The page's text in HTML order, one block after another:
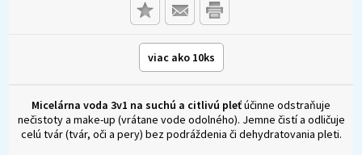
viac ako 10ks
Micelárna voda 3v1 na suchú a citlivú pleťúčinne odstraňuje
nečistoty a make-up (vrátane vode odolného). Jemne čistí a odličuje
celú tvár (tvár, oči a pery) bez podráždenia či dehydratovania pleti.